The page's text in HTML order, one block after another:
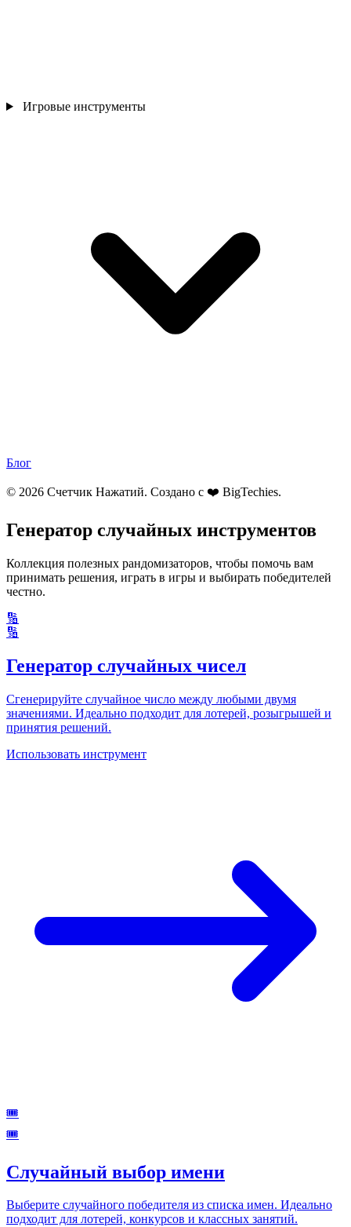
Игровые инструменты
Блог
© 2026 Счетчик Нажатий. Создано с ❤️ BigTechies.
Генератор случайных инструментов
Коллекция полезных рандомизаторов, чтобы помочь вам
принимать решения, играть в игры и выбирать победителей
честно.
🔢
🔢
Генератор случайных чисел
Сгенерируйте случайное число между любыми двумя
значениями. Идеально подходит для лотерей, розыгрышей и
принятия решений.
Использовать инструмент
🎟️
🎟️
Случайный выбор имени
Выберите случайного победителя из списка имен. Идеально
подходит для лотерей, конкурсов и классных занятий.